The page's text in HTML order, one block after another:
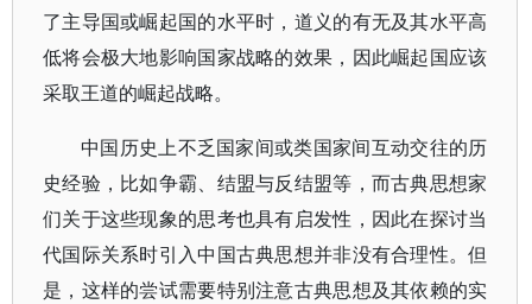
了主导国或崛起国的水平时，道义的有无及其水平高
低将会极大地影响国家战略的效果，因此崛起国应该
采取王道的崛起战略。
中国历史上不乏国家间或类国家间互动交往的历
史经验，比如争霸、结盟与反结盟等，而古典思想家
们关于这些现象的思考也具有启发性，因此在探讨当
代国际关系时引入中国古典思想并非没有合理性。但
是，这样的尝试需要特别注意古典思想及其依赖的实